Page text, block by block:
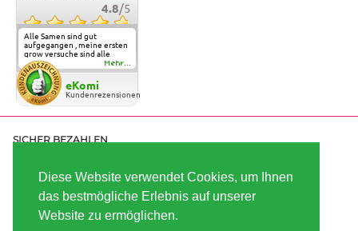
Diese Website verwendet Cookies, um Ihnen
das bestmögliche Erlebnis auf unserer
Website zu ermöglichen.
4.8/5
Alle Samen sind gut
aufgegangen , meine ersten
grow versuche sind alle
geglückt. Die Sorten und
Anbieter Vielfalt
überzeugen sehr . Werde
wohl immer hier bestellen !
Mehr...
eKomi
Kundenrezensionen
SICHER BEZAHLEN
SCHNELL VERSENDET